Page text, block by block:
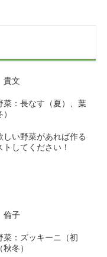
文
菜：長なす（夏）、葉
しい野菜があれば作る
してください！
倫子
菜：ズッキーニ（初
冬）